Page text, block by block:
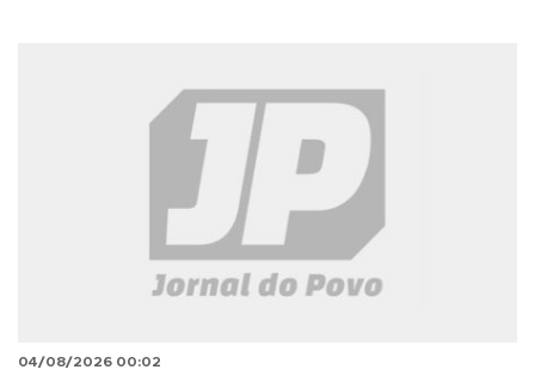
04/08/2026 00:02